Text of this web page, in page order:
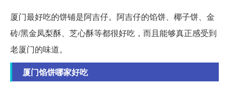
厦门最好吃的饼铺是阿吉仔。阿吉仔的馅饼、椰子饼、金
砖/黑金凤梨酥、芝心酥等都很好吃，而且能够真正感受到
老厦门的味道。
厦门馅饼哪家好吃